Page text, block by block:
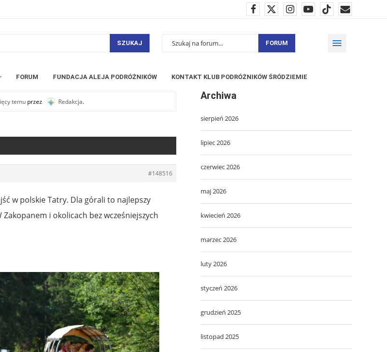
SZUKAJ FORUM
FORUM FUNDACJA ALEJA PODRÓŻNIKÓW KONTAKT KLUB PODRÓŻNIKÓW ŚRÓDZIEMIE
temu przez Redakcja.
#148516
w polskie Tatry. Dla górali to najlepszy
i okolicach bez wcześniejszych
Archiwa
sierpień 2026
lipiec 2026
czerwiec 2026
maj 2026
kwiecień 2026
marzec 2026
luty 2026
styczeń 2026
grudzień 2025
listopad 2025